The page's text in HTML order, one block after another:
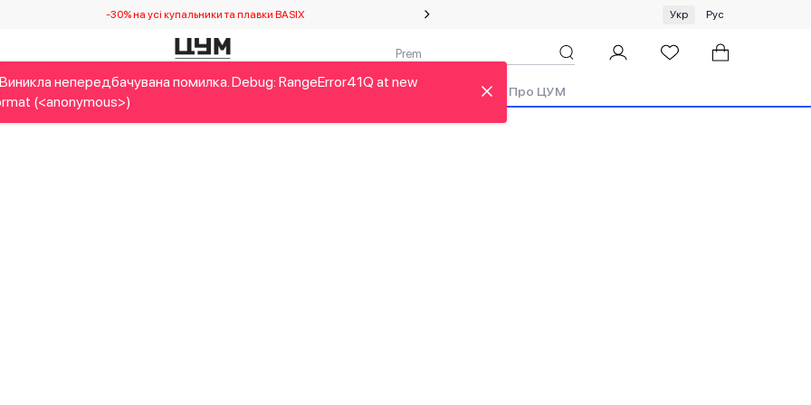
-30% на усі купальники та плавки BASIX Спеціальна пропозиція на одяг та хустки ЦУМ by GUNIA
Укр Рус
Дітям Home&Gifts Українські дизайнери Краса Бренди Аутлет Про ЦУМ
непередбачувана помилка. Debug: RangeError41Q at new
(<anonymous>)